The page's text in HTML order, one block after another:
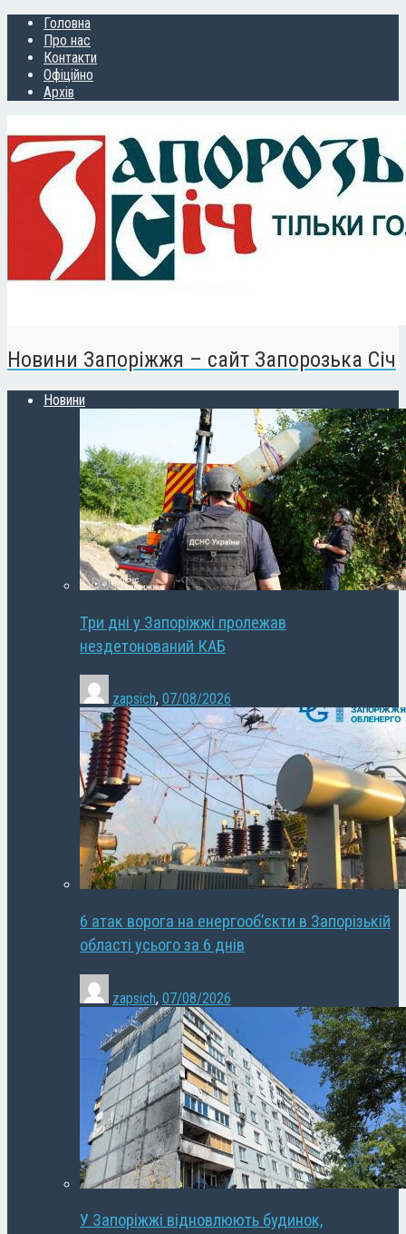
Головна
Про нас
Контакти
Офіційно
Архів
Новини Запоріжжя – сайт Запорозька Січ
Новини
Три дні у Запоріжжі пролежав
нездетонований КАБ
zapsich, 07/08/2026
6 атак ворога на енергооб’єкти в Запорізькій
області усього за 6 днів
zapsich, 07/08/2026
У Запоріжжі відновлюють будинок,